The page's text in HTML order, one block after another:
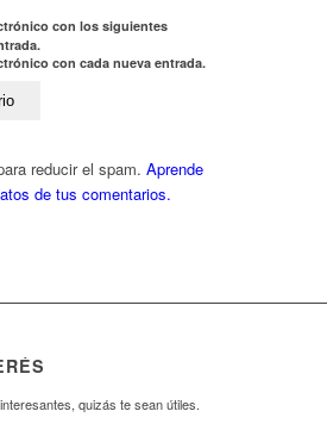
con los siguientes
con cada nueva entrada.
reducir el spam. Aprende
de tus comentarios.
quizás te sean útiles.